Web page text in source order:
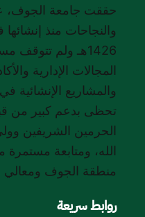
حققت جامعة الجوف،
والنجاحات منذ
1426هـ ولم
المجالات الإدارية
والمشاريع الإنشائية
تحظى بدعم كبير من
الحرمين الشريفين
الله، ومتابعة
منطقة الجوف ومعالي
روابط سريعة